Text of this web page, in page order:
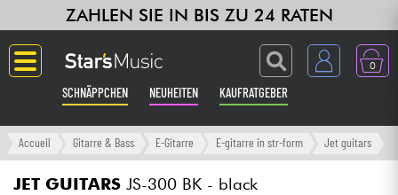
ZAHLEN SIE IN BIS ZU 24 RATEN
0
SCHNÄPPCHEN NEUHEITEN KAUFRATGEBER
Langue
Gitarre & Bass
Accueil Gitarre & Bass E-Gitarre E-gitarre in str-form Jet guitars
JET GUITARS JS-300 BK - black